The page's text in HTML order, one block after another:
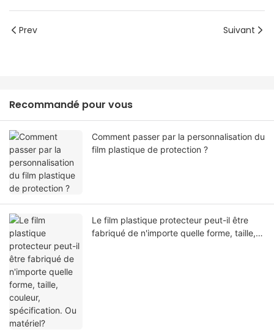
Prev Suivant
Recommandé pour vous
Comment passer par la personnalisation du
film plastique de protection ?
Le film plastique protecteur peut-il être
fabriqué de n'importe quelle forme, taille,